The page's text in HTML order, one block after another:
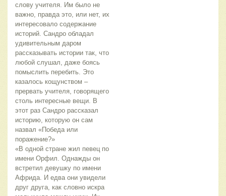
слову учителя. Им было не
важно, правда это, или нет, их
интересовало содержание
историй. Сандро обладал
удивительным даром
рассказывать истории так, что
любой слушал, даже боясь
помыслить перебить. Это
казалось кощунством –
прервать учителя, говорящего
столь интересные вещи. В
этот раз Сандро рассказал
историю, которую он сам
назвал «Победа или
поражение?»
«В одной стране жил певец по
имени Орфил. Однажды он
встретил девушку по имени
Африда. И едва они увидели
друг друга, как словно искра